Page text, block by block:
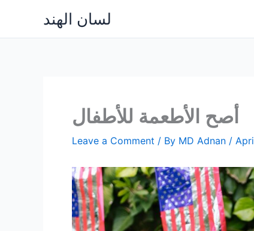
content
لسان الهند
أصح الأطعمة للأطفال
Leave a Comment / By MD Adnan /